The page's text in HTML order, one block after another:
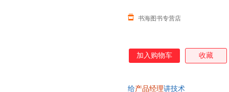
书海图书专营店
加入购物车 收藏
给产品经理讲技术